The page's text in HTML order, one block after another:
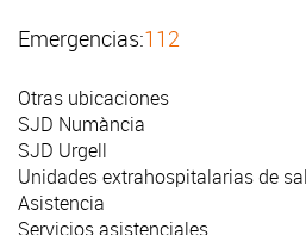
Emergencias:112
Otras ubicaciones
SJD Numància
SJD Urgell
Unidades extrahospitalarias de
Asistencia
Servicios asistenciales